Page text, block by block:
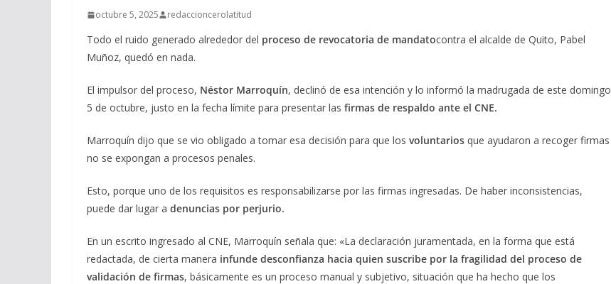
octubre 5, 2025 redaccioncerolatitud
Todo el ruido generado alrededor del proceso de revocatoria de mandatocontra el alcalde de Quito, Pabel
Muñoz, quedó en nada.
El impulsor del proceso, Néstor Marroquín, declinó de esa intención y lo informó la madrugada de este domingo
5 de octubre, justo en la fecha límite para presentar las firmas de respaldo ante el CNE.
Marroquín dijo que se vio obligado a tomar esa decisión para que los voluntarios que ayudaron a recoger firmas
no se expongan a procesos penales.
Esto, porque uno de los requisitos es responsabilizarse por las firmas ingresadas. De haber inconsistencias,
puede dar lugar a denuncias por perjurio.
En un escrito ingresado al CNE, Marroquín señala que: «La declaración juramentada, en la forma que está
redactada, de cierta manera infunde desconfianza hacia quien suscribe por la fragilidad del proceso de
validación de firmas, básicamente es un proceso manual y subjetivo, situación que ha hecho que los